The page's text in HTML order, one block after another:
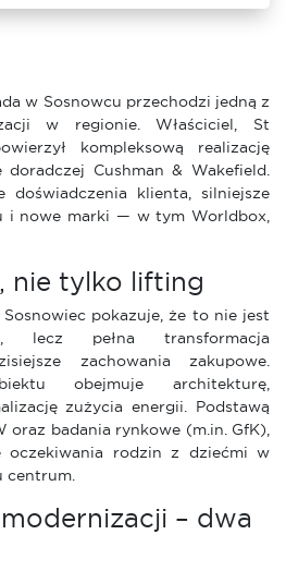
w Sosnowcu przechodzi jedną z
w regionie. Właściciel, St
kompleksową realizację
Cushman & Wakefield.
doświadczenia klienta, silniejsze
i nowe marki — w tym Worldbox,
nie tylko lifting
pokazuje, że to nie jest
lecz pełna transformacja
zachowania zakupowe.
obejmuje architekturę,
zużycia energii. Podstawą
oraz badania rynkowe (m.in. GfK),
oczekiwania rodzin z dziećmi w
centrum.
– dwa